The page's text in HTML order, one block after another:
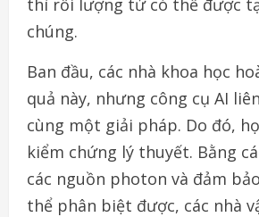
chúng.
Ban đầu, các nhà khoa học
quả này, nhưng công cụ AI
cùng một giải pháp. Do đó,
kiểm chứng lý thuyết. Bằng
các nguồn photon và đảm
thể phân biệt được, các nhà